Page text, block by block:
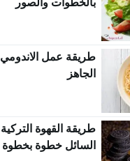
بالخطوات والصور
طريقة عمل
الجاهز
طريقة القهوة
السائل خطوة بخطوة